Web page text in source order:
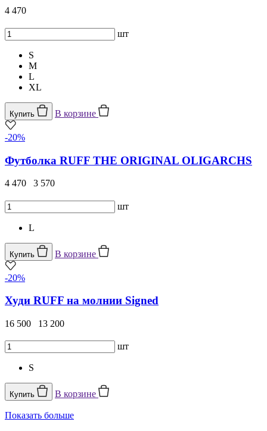
4 470
шт
S
M
L
XL
Купить В корзине
-20%
Футболка RUFF THE ORIGINAL OLIGARCHS
4 470 3 570
шт
L
Купить В корзине
-20%
Худи RUFF на молнии Signed
16 500 13 200
шт
S
Купить В корзине
Показать больше